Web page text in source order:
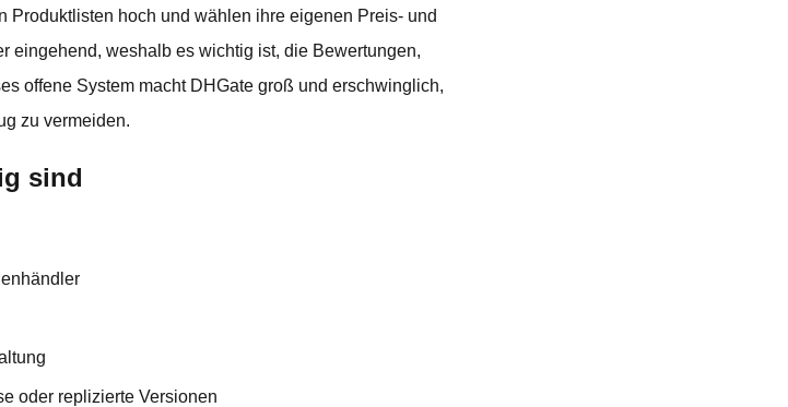
Produktlisten hoch und wählen ihre eigenen Preis- und
eingehend, weshalb es wichtig ist, die Bewertungen,
offene System macht DHGate groß und erschwinglich,
zu vermeiden.
sind
oder replizierte Versionen